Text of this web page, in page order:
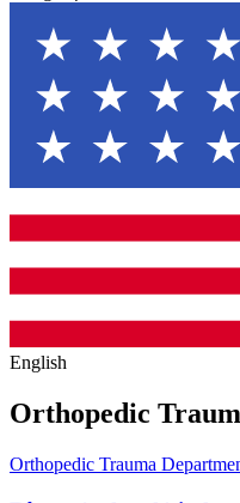
English
Orthopedic
Orthopedic Trauma